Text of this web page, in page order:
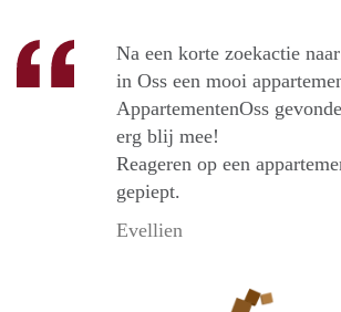
Na een korte zoekactie
in Oss een mooi
AppartementenOss
erg blij mee!
Reageren op een
gepiept.
Evellien